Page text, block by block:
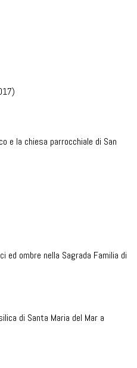
e la chiesa parrocchiale di San
ed ombre nella Sagrada Familia di
di Santa Maria del Mar a